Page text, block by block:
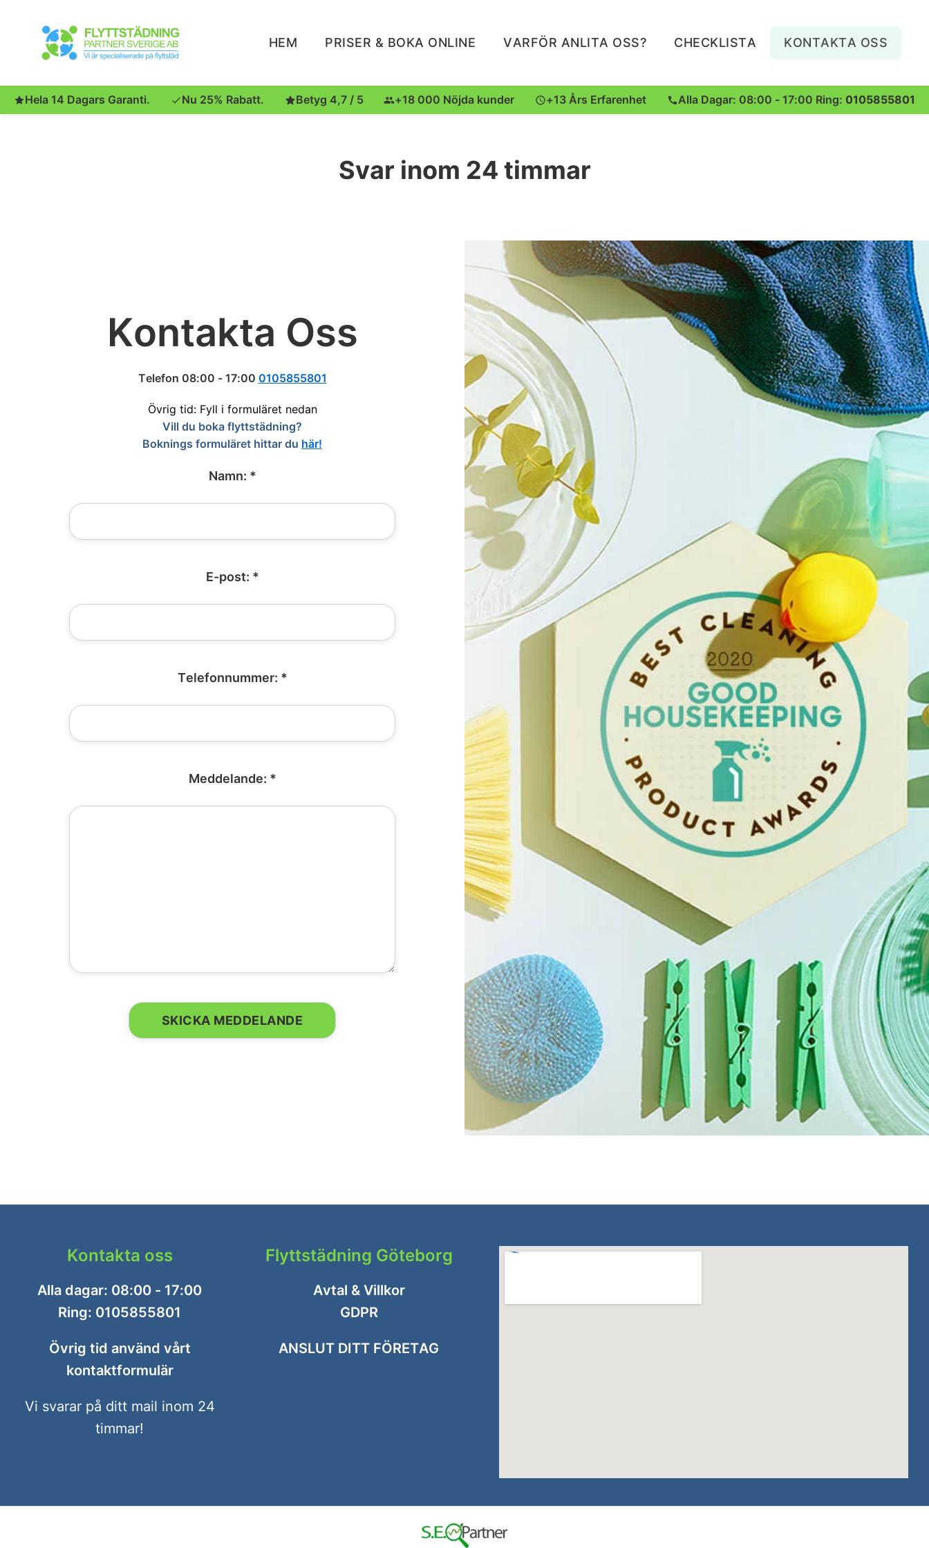
HEM PRISER & BOKA ONLINE VARFÖR ANLITA OSS? CHECKLISTA KONTAKTA OSS
Hela 14 Dagars Garanti. Nu 25% Rabatt. Betyg 4,7 / 5 +18 000 Nöjda kunder +13 Års Erfarenhet Alla Dagar: 08:00 - 17:00 Ring: 0105855801
Svar inom 24 timmar
Kontakta Oss
Telefon 08:00 - 17:00 0105855801
Övrig tid: Fyll i formuläret nedan
Vill du boka flyttstädning?
Boknings formuläret hittar du här!
Namn: *
E-post: *
Telefonnummer: *
Meddelande: *
Kontakta oss
Alla dagar: 08:00 - 17:00
Ring: 0105855801
Övrig tid använd vårt
kontaktformulär
Vi svarar på ditt mail inom 24
timmar!
Flyttstädning Göteborg
Avtal & Villkor
GDPR
ANSLUT DITT FÖRETAG